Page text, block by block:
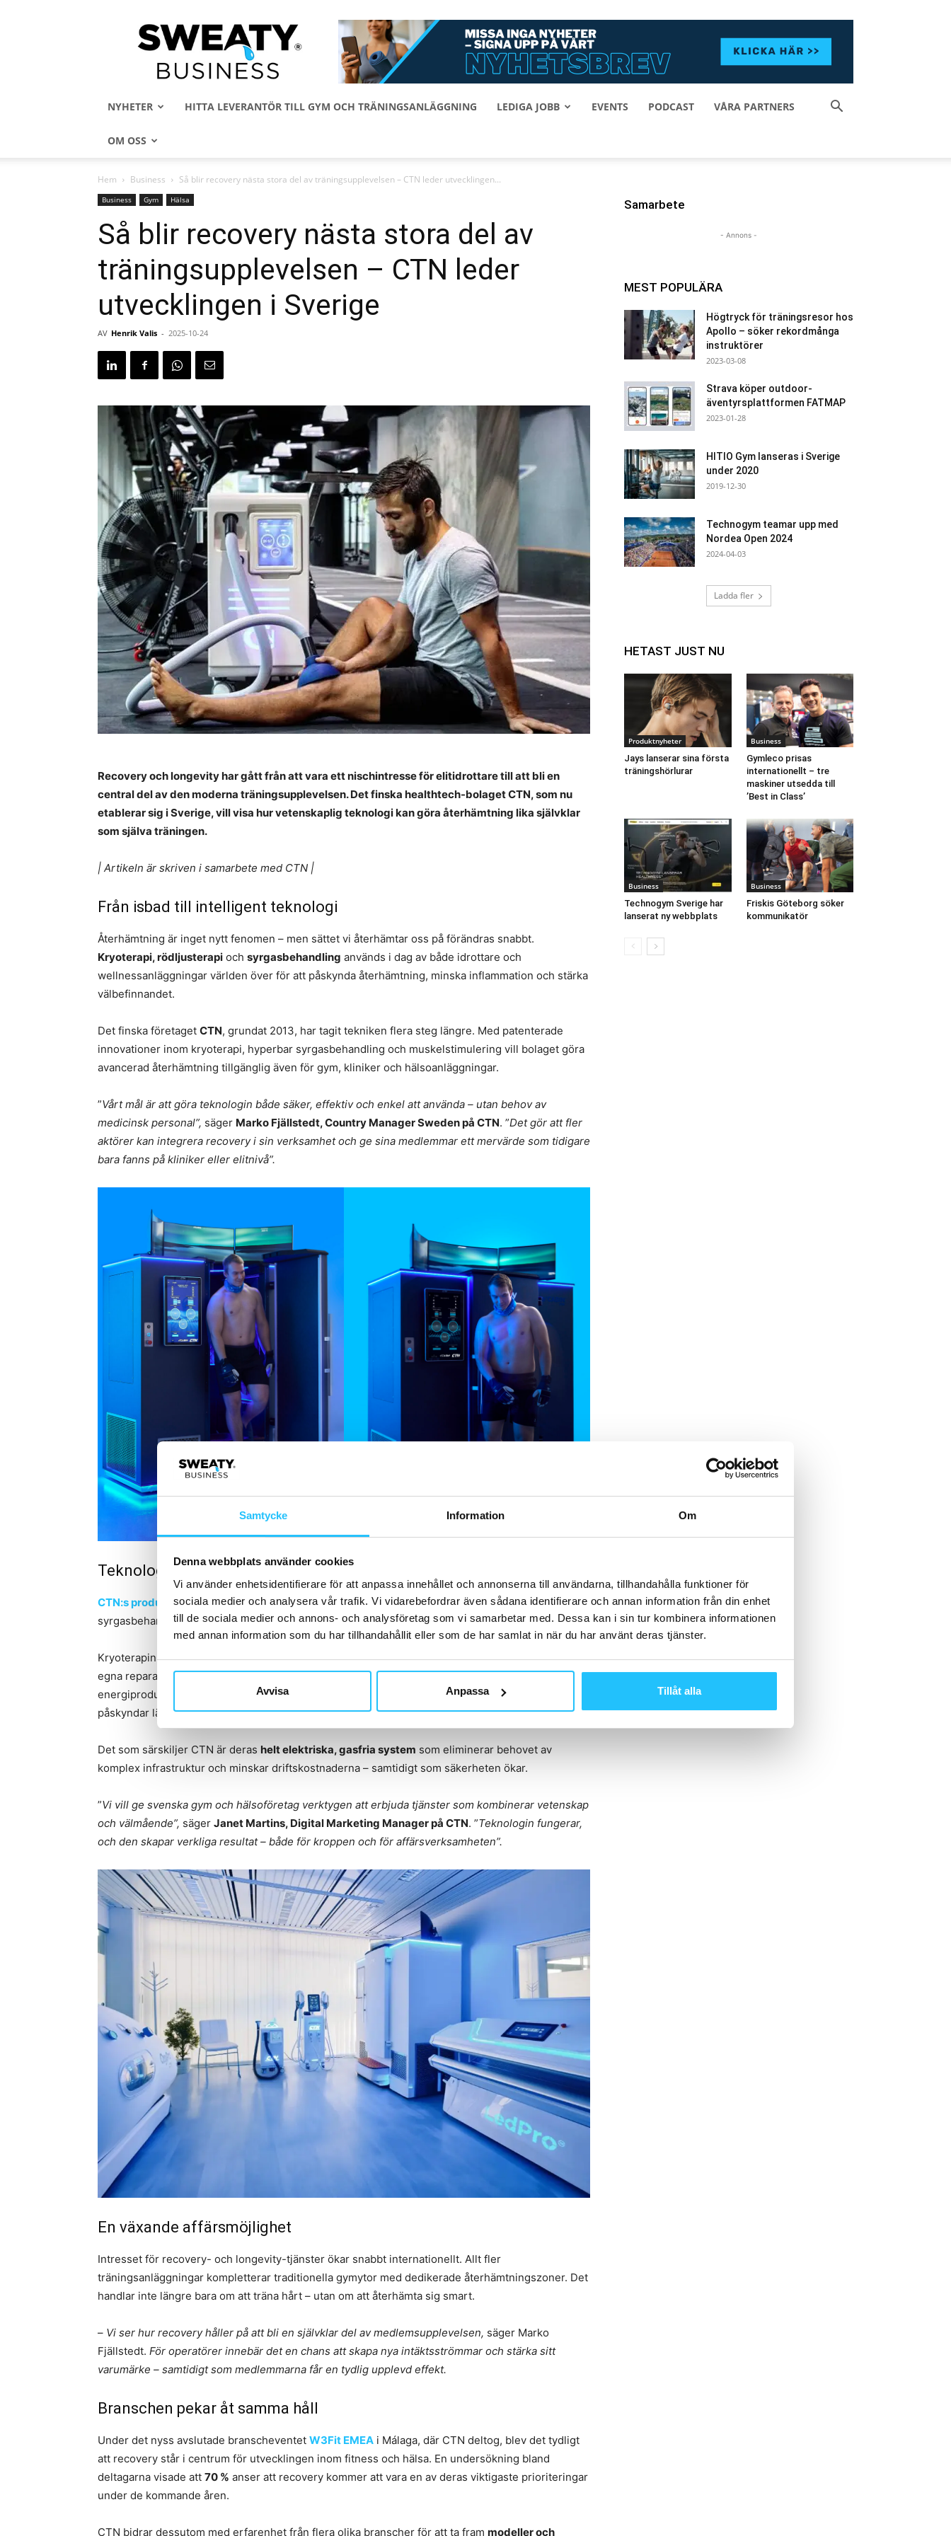
Samtycke Information Om
Denna webbplats använder cookies
Vi använder enhetsidentifierare för att anpassa innehållet och annonserna till användarna, tillhandahålla funktioner för
sociala medier och analysera vår trafik. Vi vidarebefordrar även sådana identifierare och annan information från din enhet
till de sociala medier och annons- och analysföretag som vi samarbetar med. Dessa kan i sin tur kombinera informationen
med annan information som du har tillhandahållit eller som de har samlat in när du har använt deras tjänster.
Avvisa Anpassa Tillåt alla
Sweaty
Business
NYHETER HITTA LEVERANTÖR TILL GYM OCH TRÄNINGSANLÄGGNING LEDIGA JOBB EVENTS PODCAST VÅRA PARTNERS
OM OSS
Hem Business Så blir recovery nästa stora del av träningsupplevelsen – CTN leder utvecklingen...
Business Gym Hälsa
Så blir recovery nästa stora del av
träningsupplevelsen – CTN leder
utvecklingen i Sverige
AV Henrik Valis - 2025-10-24
Recovery och longevity har gått från att vara ett nischintresse för elitidrottare till att bli en
central del av den moderna träningsupplevelsen. Det finska healthtech-bolaget CTN, som nu
etablerar sig i Sverige, vill visa hur vetenskaplig teknologi kan göra återhämtning lika självklar
som själva träningen.
| Artikeln är skriven i samarbete med CTN |
Från isbad till intelligent teknologi
Återhämtning är inget nytt fenomen – men sättet vi återhämtar oss på förändras snabbt.
Kryoterapi, rödljusterapi och syrgasbehandling används i dag av både idrottare och
wellnessanläggningar världen över för att påskynda återhämtning, minska inflammation och stärka
välbefinnandet.
Det finska företaget CTN, grundat 2013, har tagit tekniken flera steg längre. Med patenterade
innovationer inom kryoterapi, hyperbar syrgasbehandling och muskelstimulering vill bolaget göra
avancerad återhämtning tillgänglig även för gym, kliniker och hälsoanläggningar.
”Vårt mål är att göra teknologin både säker, effektiv och enkel att använda – utan behov av
medicinsk personal”, säger Marko Fjällstedt, Country Manager Sweden på CTN. ”Det gör att fler
aktörer kan integrera recovery i sin verksamhet och ge sina medlemmar ett mervärde som tidigare
bara fanns på kliniker eller elitnivå”.
Teknologi som förändrar återhämtningen
CTN:s produktportfölj spänner från helkroppskryoterapi till rödljusterapi, mild hyperbar
syrgasbehandling (mHBOT) och elektromagnetisk muskelstimulering (MMS).
Kryoterapin bygger på exponering för extrem kyla i kontrollerade former, vilket aktiverar kroppens
egna reparationsprocesser och förbättrar cirkulationen. Rödljusterapi stimulerar cellernas
energiproduktion och minskar inflammation, medan mHBOT ökar syresättningen i kroppen och
påskyndar läkning.
Det som särskiljer CTN är deras helt elektriska, gasfria system som eliminerar behovet av
komplex infrastruktur och minskar driftskostnaderna – samtidigt som säkerheten ökar.
”Vi vill ge svenska gym och hälsoföretag verktygen att erbjuda tjänster som kombinerar vetenskap
och välmående”, säger Janet Martins, Digital Marketing Manager på CTN. ”Teknologin fungerar,
och den skapar verkliga resultat – både för kroppen och för affärsverksamheten”.
En växande affärsmöjlighet
Intresset för recovery- och longevity-tjänster ökar snabbt internationellt. Allt fler
träningsanläggningar kompletterar traditionella gymytor med dedikerade återhämtningszoner. Det
handlar inte längre bara om att träna hårt – utan om att återhämta sig smart.
– Vi ser hur recovery håller på att bli en självklar del av medlemsupplevelsen, säger Marko
Fjällstedt. För operatörer innebär det en chans att skapa nya intäktsströmmar och stärka sitt
varumärke – samtidigt som medlemmarna får en tydlig upplevd effekt.
Branschen pekar åt samma håll
Under det nyss avslutade branscheventet W3Fit EMEA i Málaga, där CTN deltog, blev det tydligt
att recovery står i centrum för utvecklingen inom fitness och hälsa. En undersökning bland
deltagarna visade att 70 % anser att recovery kommer att vara en av deras viktigaste prioriteringar
under de kommande åren.
CTN bidrar dessutom med erfarenhet från flera olika branscher för att ta fram modeller och
Samarbete
- Annons -
MEST POPULÄRA
Högtryck för träningsresor hos
Apollo – söker rekordmånga
instruktörer
2023-03-08
Strava köper outdoor-
äventyrsplattformen FATMAP
2023-01-28
HITIO Gym lanseras i Sverige
under 2020
2019-12-30
Technogym teamar upp med
Nordea Open 2024
2024-04-03
Ladda fler
HETAST JUST NU
Produktnyheter
Jays lanserar sina första
träningshörlurar
Business
Gymleco prisas
internationellt – tre
maskiner utsedda till
’Best in Class’
Business
Technogym Sverige har
lanserat ny webbplats
Business
Friskis Göteborg söker
kommunikatör